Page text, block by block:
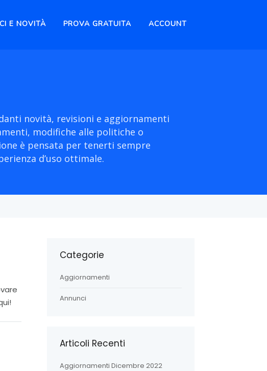
E NOVITÀ PROVA GRATUITA ACCOUNT
novità, revisioni e aggiornamenti
modifiche alle politiche o
è pensata per tenerti sempre
d’uso ottimale.
Categorie
Aggiornamenti
Annunci
Articoli Recenti
Aggiornamenti Dicembre 2022